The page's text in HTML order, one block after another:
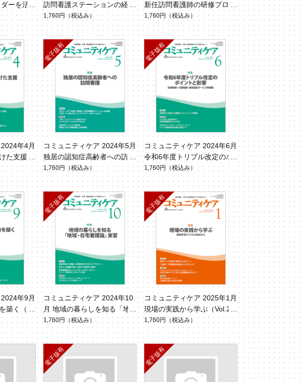
ーを活
訪問看護ステーションの経営
戦略（Vol.26 No.1）
1,760円 （税込み）
新任訪問看護師の研修プログ
ラム（Vol.26 No.2）
1,760円 （税込み）
年4月
た支援
コミュニティケア 2024年5月
独居の認知症高齢者への訪問
看護（Vol.26 No.5）
1,760円 （税込み）
コミュニティケア 2024年6月
令和6年度トリプル改定のポ
イントと影響（Vol.26 No.6）
1,760円 （税込み）
年9月
築く（Vo
コミュニティケア 2024年10
月 地域の暮らしを知る「地
域・在宅看護論」実習（Vol.2
6 No.10）
1,760円 （税込み）
コミュニティケア 2025年1月
現場の実践から学ぶ（Vol.27
No.1）
1,760円 （税込み）